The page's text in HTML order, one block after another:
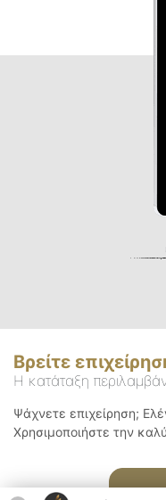
Βρείτε
Η κατάταξη
Ψάχνετε επιχείρηση;
Χρησιμοποιήστε την